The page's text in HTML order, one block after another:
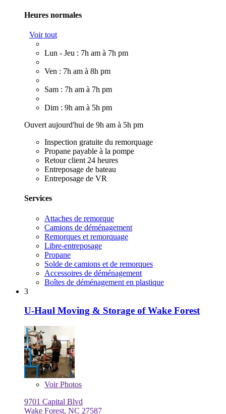
Heures normales
Voir tout
Lun - Jeu : 7h am à 7h pm
Ven : 7h am à 8h pm
Sam : 7h am à 7h pm
Dim : 9h am à 5h pm
Ouvert aujourd'hui de 9h am à 5h pm
Inspection gratuite du remorquage
Propane payable à la pompe
Retour client 24 heures
Entreposage de bateau
Entreposage de VR
Services
Attaches de remorque
Camions de déménagement
Remorques et remorquage
Libre-entreposage
Propane
Solde de camions et de remorques
Accessoires de déménagement
Boîtes de déménagement en plastique
3
U-Haul Moving & Storage of Wake Forest
VoirPhotos
9701 Capital Blvd
Wake Forest, NC 27587